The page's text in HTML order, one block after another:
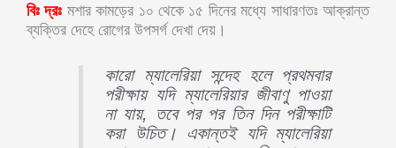
বিঃ দ্রঃ মশার কামড়ের ১০ থেকে ১৫ দিনের মধ্যে সাধারণতঃ আক্রান্ত
ব্যক্তির দেহে রোগের উপসর্গ দেখা দেয়।
কারো ম্যালেরিয়া সন্দেহ হলে প্রথমবার
পরীক্ষায় যদি ম্যালেরিয়ার জীবাণু পাওয়া
না যায়, তবে পর পর তিন দিন পরীক্ষাটি
করা উচিত। একান্তই যদি ম্যালেরিয়া